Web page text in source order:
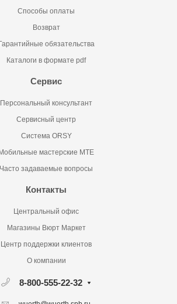
Способы оплаты
Возврат
Гарантийные обязательства
Каталоги в формате pdf
Сервис
Персональный консультант
Сервисный центр
Система ORSY
Мобильные мастерские MTE
Часто задаваемые вопросы
Контакты
Центральный офис
Магазины Вюрт Маркет
Центр поддержки клиентов
О компании
8-800-555-22-32